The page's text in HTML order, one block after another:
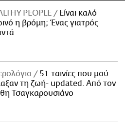
PEOPLE
Είναι καλό
η βρόμη; Ένας γιατρός
51 ταινίες που μού
τη ζωή- updated. Aπό τον
Τσαγκαρουσιάνο